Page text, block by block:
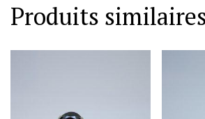
Produits